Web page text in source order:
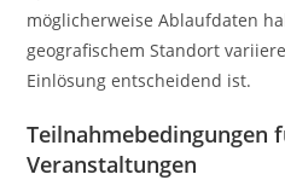
möglicherweise Ablaufdaten
geografischem Standort
Einlösung entscheidend ist.
Teilnahmebedingungen
Veranstaltungen